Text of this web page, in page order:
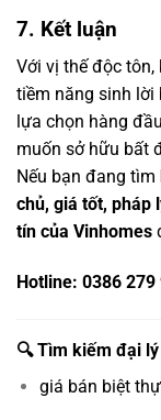
7. Kết luận
Với vị thế độc
tiềm năng sinh lời
lựa chọn hàng
muốn sở hữu bất
Nếu bạn đang tìm
chủ, giá tốt, pháp
tín của Vinhomes
Hotline: 0386 279
🔍Tìm kiếm đại
giá bán biệt